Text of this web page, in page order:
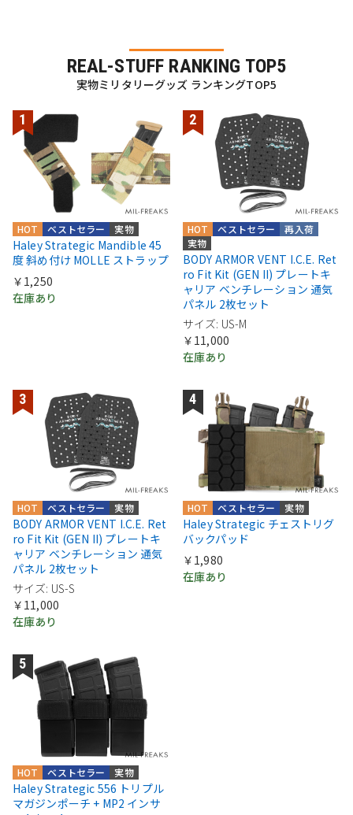
REAL-STUFF RANKING TOP5
実物ミリタリーグッズ ランキングTOP5
実物
ベストセラー
HOT
Haley Strategic Mandible 45
度 斜め付け MOLLE ストラップ
￥1,250
在庫あり
実物
再入荷
ベストセラー
HOT
BODY ARMOR VENT I.C.E. Ret
ro Fit Kit (GEN II) プレートキ
ャリア ベンチレーション 通気
パネル 2枚セット
サイズ: US-M
￥11,000
在庫あり
実物
ベストセラー
HOT
BODY ARMOR VENT I.C.E. Ret
ro Fit Kit (GEN II) プレートキ
ャリア ベンチレーション 通気
パネル 2枚セット
サイズ: US-S
￥11,000
在庫あり
実物
ベストセラー
HOT
Haley Strategic チェストリグ
バックパッド
￥1,980
在庫あり
実物
ベストセラー
HOT
Haley Strategic 556 トリプル
マガジンポーチ + MP2 インサ